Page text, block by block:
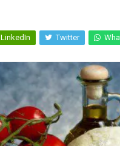
LinkedIn Twitter